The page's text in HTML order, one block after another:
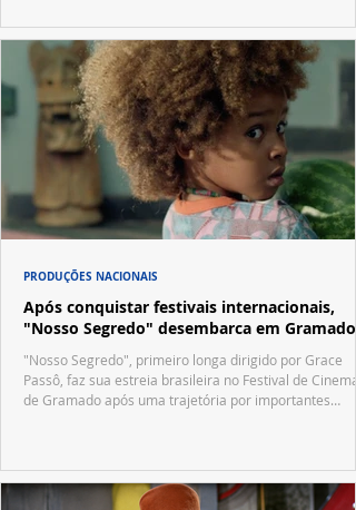
Após conquistar festivais internacionais,
"Nosso Segredo" desembarca em Gramado
"Nosso Segredo", primeiro longa dirigido por Grace
Passô, faz sua estreia brasileira no Festival de Cinema
de Gramado após uma trajetória por importantes
PRODUÇÕES NACIONAIS